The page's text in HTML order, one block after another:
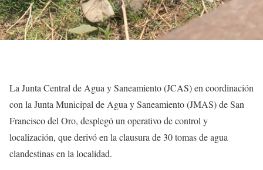
La Junta Central de Agua y Saneamiento (JCAS) en coordinación
con la Junta Municipal de Agua y Saneamiento (JMAS) de San
Francisco del Oro, desplegó un operativo de control y
localización, que derivó en la clausura de 30 tomas de agua
clandestinas en la localidad.